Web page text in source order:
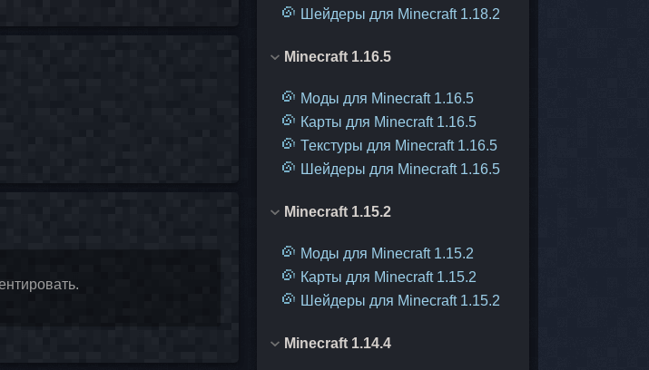
Шейдеры для Minecraft 1.18.2
Minecraft 1.16.5
Моды для Minecraft 1.16.5
Карты для Minecraft 1.16.5
Текстуры для Minecraft 1.16.5
Шейдеры для Minecraft 1.16.5
Minecraft 1.15.2
Моды для Minecraft 1.15.2
Карты для Minecraft 1.15.2
Шейдеры для Minecraft 1.15.2
Minecraft 1.14.4